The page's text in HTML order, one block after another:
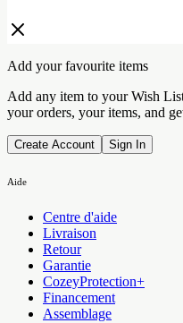
Add your favourite items
Add any item to your Wish
your orders, your items, and
Create Account Sign In
Aide
Centre d'aide
Livraison
Retour
Garantie
CozeyProtection+
Financement
Assemblage